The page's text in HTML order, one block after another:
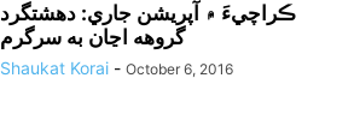
ڪراچيءَ ۾ آپريشن جاري: دهشتگرد
گروهه اڃان به سرگرم
Shaukat Korai - October 6, 2016